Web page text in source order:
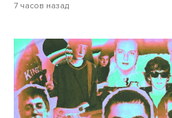
7 часов назад